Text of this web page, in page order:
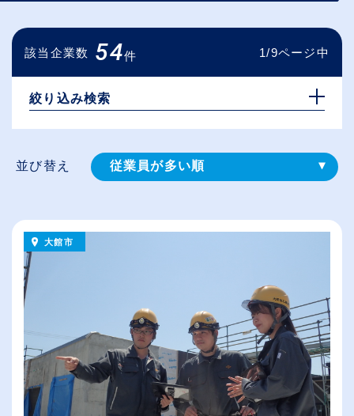
該当企業数 54件 1/9ページ中
絞り込み検索
並び替え 従業員が多い順
大館市